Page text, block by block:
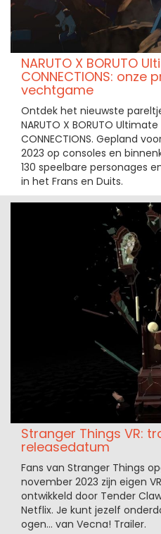
NARUTO X BORUTO
CONNECTIONS: onze
vechtgame
Ontdek het nieuwste
NARUTO X BORUTO Ultimate
CONNECTIONS. Gepland
2023 op consoles en
130 speelbare personages
in het Frans en Duits.
Stranger Things VR:
releasedatum
Fans van Stranger Things
november 2023 zijn eigen
ontwikkeld door Tender
Netflix. Je kunt jezelf
ogen... van Vecna! Trailer.